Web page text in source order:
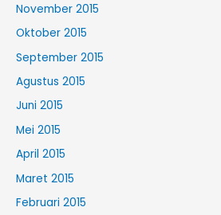
November 2015
Oktober 2015
September 2015
Agustus 2015
Juni 2015
Mei 2015
April 2015
Maret 2015
Februari 2015